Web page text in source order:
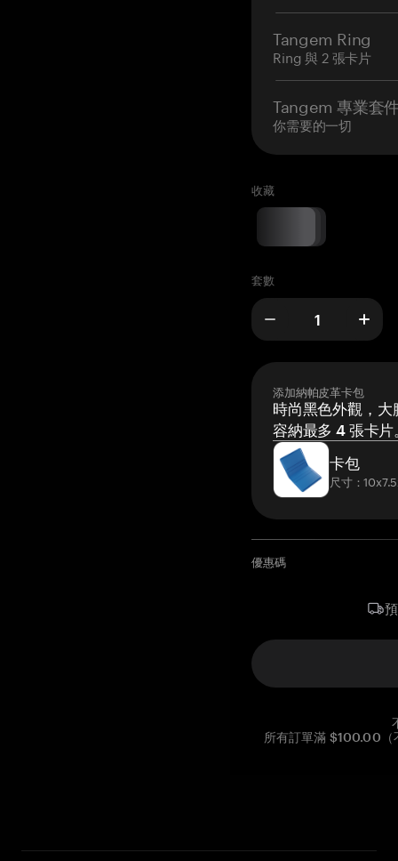
Tangem Ring
Ring 與 2 張卡片
Tangem 專業套
你需要的一切
收藏
套數
添加納帕皮革卡包
時尚黑色外觀，大
容納最多 4 張卡片
卡包
尺寸：
優惠碼
所有訂單滿 $100.00（